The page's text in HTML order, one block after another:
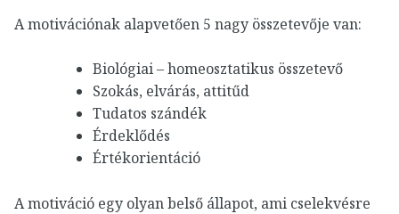
A motivációnak alapvetően 5 nagy összetevője van:
Biológiai – homeosztatikus összetevő
Szokás, elvárás, attitűd
Tudatos szándék
Érdeklődés
Értékorientáció
A motiváció egy olyan belső állapot, ami cselekvésre